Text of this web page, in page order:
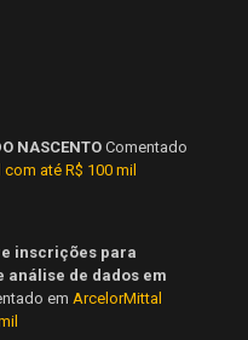
NASCENTO Comentado
até R$ 100 mil
inscrições para
análise de dados em
em ArcelorMittal